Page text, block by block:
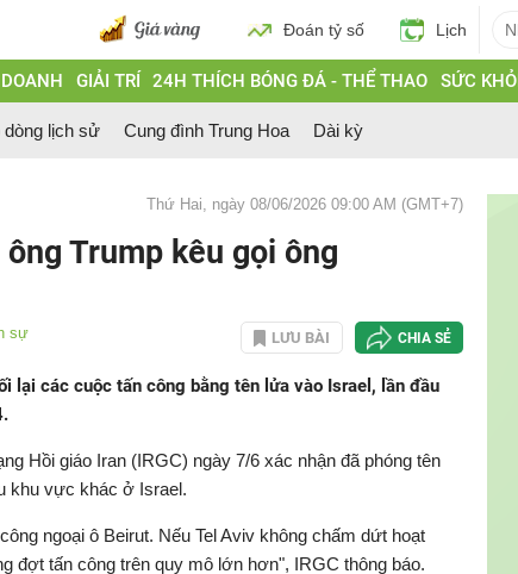
Đoán tỷ số Lịch
GIẢI TRÍ 24H THÍCH BÓNG ĐÁ - THỂ THAO SỨC
dòng lịch sử Cung đình Trung Hoa Dài kỳ
Thứ Hai, ngày 08/06/2026 09:00 AM (GMT+7)
Trump kêu gọi ông
sự LƯU BÀI CHIA SẺ
lại các cuộc tấn công bằng tên lửa vào Israel, lần đầu
Hồi giáo Iran (IRGC) ngày 7/6 xác nhận đã phóng tên
khu vực khác ở Israel.
ngoại ô Beirut. Nếu Tel Aviv không chấm dứt hoạt
đợt tấn công trên quy mô lớn hơn", IRGC thông báo.